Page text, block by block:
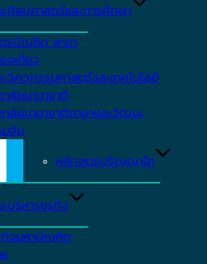
ศิลปศาสตร์และการศึกษา
รบัณฑิต สาขา
งเที่ยว
วิศวกรรมศาสตร์และเทคโนโลยี
ลัยนานาชาติ
ลัยนานาชาติภาษาและวัฒนะ
มจีน
หลักสูตรปริญญาโท
บริหารธุรกิจ
กิจมหาบัณฑิต